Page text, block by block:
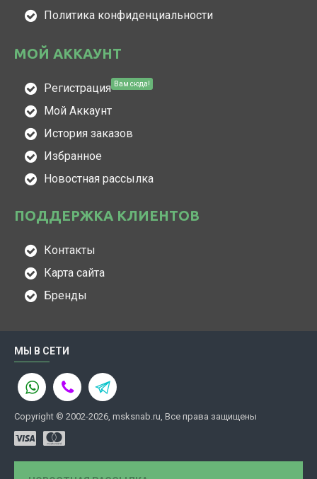
Политика конфиденциальности
МОЙ АККАУНТ
Регистрация Вам сюда!
Мой Аккаунт
История заказов
Избранное
Новостная рассылка
ПОДДЕРЖКА КЛИЕНТОВ
Контакты
Карта сайта
Бренды
МЫ В СЕТИ
Copyright © 2002-2026, msksnab.ru, Все права защищены